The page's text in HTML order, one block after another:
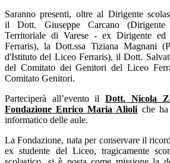
Saranno presenti, oltre al Dirigente
ilDott. Giuseppe Carcano
Territoriale di Varese - ex Dirigente
Ferraris), la Dott.ssa Tiziana Magnani
d'Istituto del Liceo Ferraris), il Dott.
del Comitato dei Genitori del Liceo
Comitato Genitori.
Parteciperà all’evento ilDott. Nicola
Fondazione Enrico Maria Alioli che ha
informatico delle aule.
La Fondazione, nata per conservare il
ex studente del Liceo, tragicamente